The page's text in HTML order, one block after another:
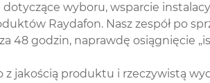
wyboru, wsparcie
Raydafon. Nasz zespół po
48 godzin, naprawdę osiągnięcie
jakością produktu i rzeczywistą